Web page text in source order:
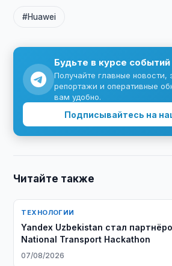
#Huawei
Будьте в курсе событий
Получайте главные новости,
репортажи и оперативные
вам удобно.
Подписывайтесь на
Читайте также
ТЕХНОЛОГИИ
Yandex Uzbekistan стал
National Transport Hackathon
07/08/2026